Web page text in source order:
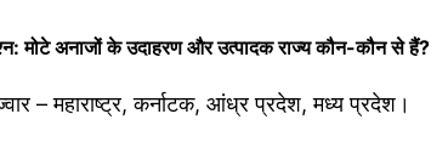
मोटे अनाजों के उदाहरण और उत्पादक राज्य कौन-कौन से हैं?
– महाराष्ट्र, कर्नाटक, आंध्र प्रदेश, मध्य प्रदेश।